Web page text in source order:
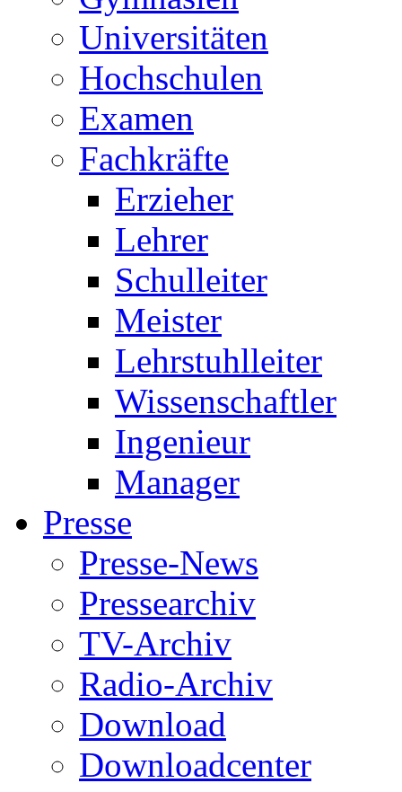
Universitäten
Hochschulen
Examen
Fachkräfte
Erzieher
Lehrer
Schulleiter
Meister
Lehrstuhlleiter
Wissenschaftler
Ingenieur
Manager
Presse
Presse-News
Pressearchiv
TV-Archiv
Radio-Archiv
Download
Downloadcenter